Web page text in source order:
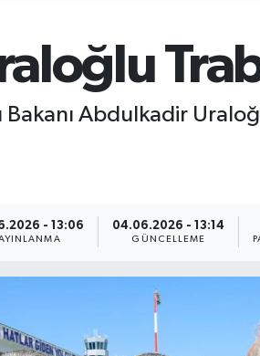
Bakanı Abdulkadir
- 13:06 04.06.2026 - 13:14
GÜNCELLEME